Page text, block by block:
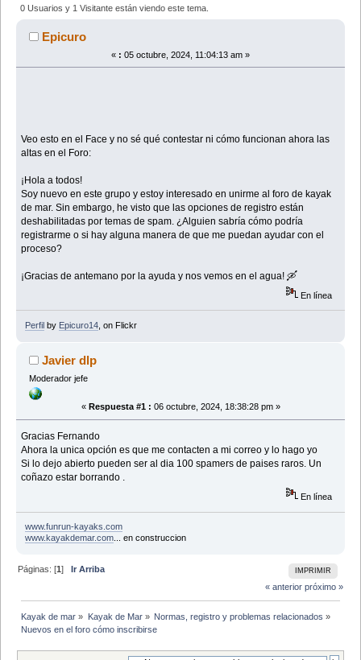
cómo inscribirse (Leído 37823 veces)
0 Usuarios y 1 Visitante están viendo este tema.
Epicuro
« : 05 octubre, 2024, 11:04:13 am »
Veo esto en el Face y no sé qué contestar ni cómo funcionan ahora las
altas en el Foro:
¡Hola a todos!
Soy nuevo en este grupo y estoy interesado en unirme al foro de kayak
de mar. Sin embargo, he visto que las opciones de registro están
deshabilitadas por temas de spam. ¿Alguien sabría cómo podría
registrarme o si hay alguna manera de que me puedan ayudar con el
proceso?
¡Gracias de antemano por la ayuda y nos vemos en el agua! 🛶
En línea
Perfilby Epicuro14, on Flickr
Javier dlp
Moderador jefe
« Respuesta #1 : 06 octubre, 2024, 18:38:28 pm »
Gracias Fernando
Ahora la unica opción es que me contacten a mi correo y lo hago yo
Si lo dejo abierto pueden ser al dia 100 spamers de paises raros. Un
coñazo estar borrando .
En línea
www.funrun-kayaks.com
www.kayakdemar.com... en construccion
IMPRIMIR
Páginas: [1]
Ir Arriba
« anterior próximo »
Kayak de mar » Kayak de Mar» Normas, registro y problemas relacionados »
Nuevos en el foro cómo inscribirse